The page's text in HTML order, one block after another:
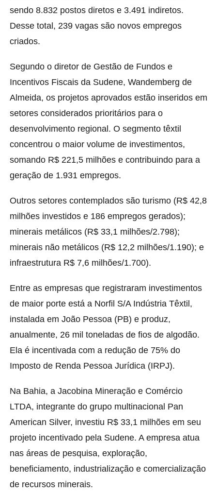
sendo 8.832 postos diretos e 3.491 indiretos.
Desse total, 239 vagas são novos empregos
criados.
Segundo o diretor de Gestão de Fundos e
Incentivos Fiscais da Sudene, Wandemberg de
Almeida, os projetos aprovados estão inseridos em
setores considerados prioritários para o
desenvolvimento regional. O segmento têxtil
concentrou o maior volume de investimentos,
somando R$ 221,5 milhões e contribuindo para a
geração de 1.931 empregos.
Outros setores contemplados são turismo (R$ 42,8
milhões investidos e 186 empregos gerados);
minerais metálicos (R$ 33,1 milhões/2.798);
minerais não metálicos (R$ 12,2 milhões/1.190); e
infraestrutura R$ 7,6 milhões/1.700).
Entre as empresas que registraram investimentos
de maior porte está a Norfil S/A Indústria Têxtil,
instalada em João Pessoa (PB) e produz,
anualmente, 26 mil toneladas de fios de algodão.
Ela é incentivada com a redução de 75% do
Imposto de Renda Pessoa Jurídica (IRPJ).
Na Bahia, a Jacobina Mineração e Comércio
LTDA, integrante do grupo multinacional Pan
American Silver, investiu R$ 33,1 milhões em seu
projeto incentivado pela Sudene. A empresa atua
nas áreas de pesquisa, exploração,
beneficiamento, industrialização e comercialização
de recursos minerais.